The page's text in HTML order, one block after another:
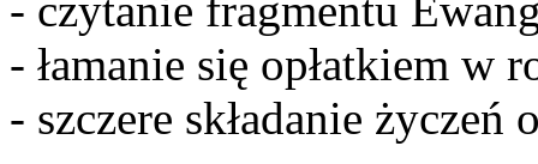
- czytanie fragmentu
- łamanie się opłatkiem w
- szczere składanie